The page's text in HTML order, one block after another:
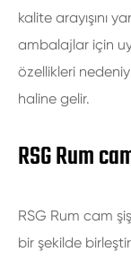
kalite arayışını
ambalajlar için
özellikleri
haline gelir.
RSG Rum
RSG Rum cam
bir şekilde